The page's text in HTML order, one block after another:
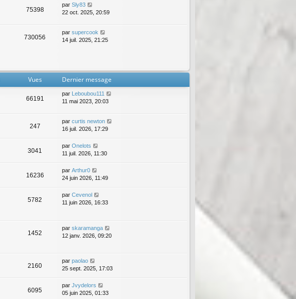
75398
par Sly83
22 oct. 2025, 20:59
730056
par supercook
14 juil. 2025, 21:25
Vues Dernier message
66191
par Leboubou111
11 mai 2023, 20:03
247
par curtis newton
16 juil. 2026, 17:29
3041
par Onelots
11 juil. 2026, 11:30
16236
par Arthur0
24 juin 2026, 11:49
5782
par Cevenol
11 juin 2026, 16:33
1452
par skaramanga
12 janv. 2026, 09:20
2160
par paolao
25 sept. 2025, 17:03
6095
par Jvydelors
05 juin 2025, 01:33